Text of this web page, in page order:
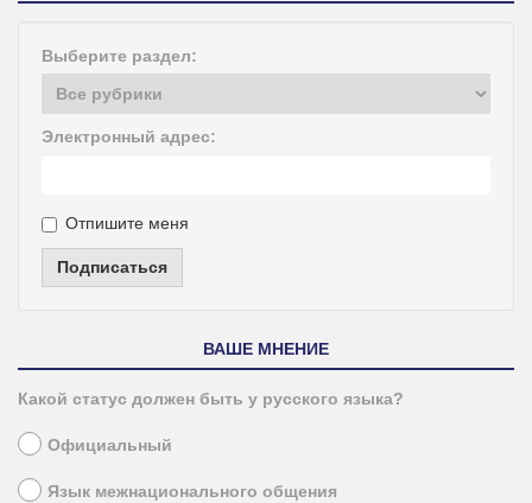
Выберите раздел:
Электронный адрес:
Отпишите меня
Подписаться
ВАШЕ МНЕНИЕ
Какой статус должен быть у русского языка?
Официальный
Язык межнационального общения